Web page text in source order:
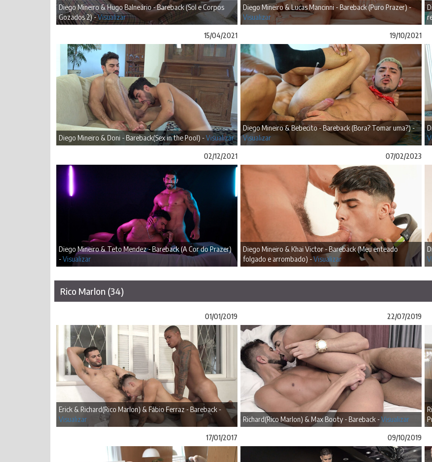
Diego Mineiro & Hugo Balneário - Bareback (Sol e Corpos
Gozados 2) -Visualizar
Diego Mineiro & Lucas Mancinni - Bareback (Puro Prazer) -
Visualizar
15/04/2021
Diego Mineiro & Doni - Bareback(Sex in the Pool) -Visualizar
19/10/2021
Diego Mineiro & Bebecito - Bareback (Bora? Tomar uma?) -
Visualizar
02/12/2021
Diego Mineiro & Teto Mendez - Bareback (A Cor do Prazer)
-Visualizar
07/02/2023
Diego Mineiro & Khai Victor - Bareback (Meu enteado
folgado e arrombado) -Visualizar
Rico Marlon (34)
01/01/2019
Erick & Richard(Rico Marlon) & Fábio Ferraz - Bareback -
Visualizar
22/07/2019
Richard(Rico Marlon) & Max Booty - Bareback -Visualizar
17/01/2017 09/10/2019